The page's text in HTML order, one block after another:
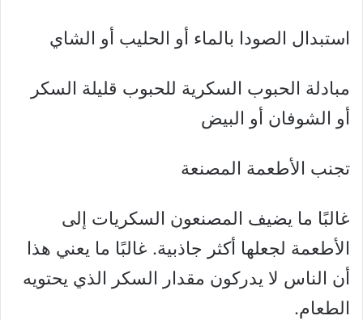
استبدال الصودا بالماء أو الحليب أو الشاي
مبادلة الحبوب السكرية للحبوب قليلة السكر
أو الشوفان أو البيض
تجنب الأطعمة المصنعة
غالبًا ما يضيف المصنعون السكريات إلى
الأطعمة لجعلها أكثر جاذبية. غالبًا ما يعني هذا
أن الناس لا يدركون مقدار السكر الذي يحتويه
الطعام.